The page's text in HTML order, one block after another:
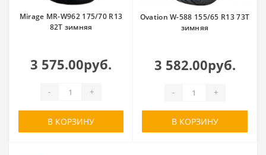
Mirage MR-W962 175/70 R13
82T зимняя
3 575.00руб.
- +
В КОРЗИНУ
Ovation W-588 155/65 R13 73T
зимняя
3 582.00руб.
- +
В КОРЗИНУ